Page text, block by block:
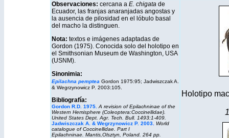
Observaciones: cercana aE. chigatade
Ecuador, las franjas anaranjadas angostas y
la ausencia de pilosidad en el lóbulo basal
del macho la distinguen.
Nota: textos e imágenes adaptadas de
Gordon (1975). Conocida solo del holotipo en
el Smithsonian Museum de Washington, USA
(USNM).
Sinonimia:
Epilachna pemptea Gordon 1975:95; Jadwiszczak A.
& Wegrzynowicz P. 2003:105.
Bibliografía:
Gordon R.D. 1975. A revision of Epilachninae of the
Western Hemisphere (Coleoptera:Coccinellidae).
United States Dept. Agr. Tech. Bull. 1493:1-409.
Jadwiszczak A. & Wegrzynowicz P. 2003.
World
catalogue of Coccinellidae. Part I
Epilachninae. Mantis, Olsztyn, Poland. 264 pp.
Holotipo